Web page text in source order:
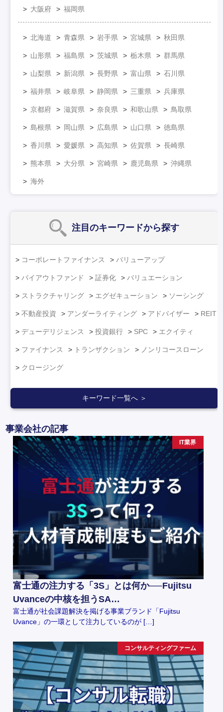
大阪府 福岡県
北海道 青森県 岩手県 宮城県 秋田県
山形県 福島県 茨城県 栃木県 群馬県
山梨県 新潟県 長野県 富山県 石川県
福井県 岐阜県 静岡県 三重県 兵庫県
京都府 滋賀県 奈良県 和歌山県 鳥取県
島根県 岡山県 広島県 山口県 徳島県
香川県 愛媛県 高知県 佐賀県 長崎県
熊本県 大分県 宮崎県 鹿児島県 沖縄県
海外
注目のキーワードから探す
コーポレートファイナンス バリューアップ
バイアウトファンド 証券化 バリュエーション
ストラクチャリング エグゼキューション ソーシング
不動産投資 アンダーライティング アドバイザー REIT
デューデリジェンス 投資銀行 SPC エクイティ
ファイナンス トランザクション ノンリコースローン
クロージング
キーワード一覧へ ＞
事業会社の記事
IT業界
富士通の注力する「3S」とは何か──Fujitsu
Uvanceの中核を担うSA…
富士通が社会課題解決を掲げる事業ブランド「Fujitsu
Uvance」の一環として注力しているのが […]
コンサルティングファーム